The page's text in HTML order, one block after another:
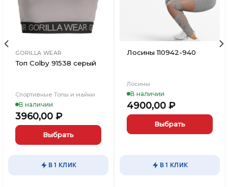
GORILLA WEAR
Топ Colby 91538 серый
Спортивные Топы и майки
В наличии
3960,00 ₽
Выбрать
В 1 КЛИК
Лосины 110942-940
Лосины
В наличии
4900,00 ₽
Выбрать
несколько
В 1 КЛИК